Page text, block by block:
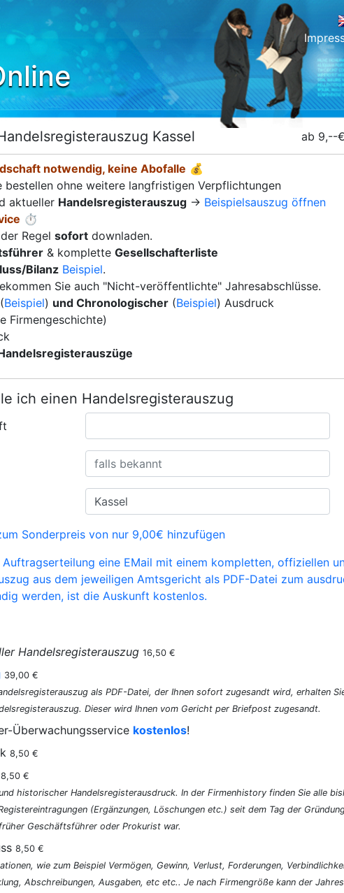
Kassel ab 9,--
notwendig, keine Abofalle 💰
bestellen ohne weitere langfristigen Verpflichtungen
aktueller Handelsregisterauszug → Beispielsauszug öffnen
⏱️
Regel sofort downladen.
& komplette Gesellschafterliste
Bilanz Beispiel.
Sie auch "Nicht-veröffentlichte" Jahresabschlüsse.
(Beispiel) und Chronologischer (Beispiel) Ausdruck
Firmengeschichte)
ich einen Handelsregisterauszug
Sonderpreis von nur 9,00€ hinzufügen
Auftragserteilung eine EMail mit einem kompletten, offiziellen
aus dem jeweiligen Amtsgericht als PDF-Datei zum
werden, ist die Auskunft kostenlos.
Handelsregisterauszug 16,50 €
39,00 €
als PDF-Datei, der Ihnen sofort zugesandt wird, erhalten
Dieser wird Ihnen vom Gericht per Briefpost zugesandt.
Überwachungsservice kostenlos!
8,50 €
8,50 €
historischer Handelsregisterausdruck. In der Firmenhistory finden Sie alle
(Ergänzungen, Löschungen etc.) seit dem Tag der
Geschäftsführer oder Prokurist war.
8,50 €
wie zum Beispiel Vermögen, Gewinn, Verlust, Forderungen,
Abschreibungen, Ausgaben, etc etc.. Je nach Firmengröße kann der